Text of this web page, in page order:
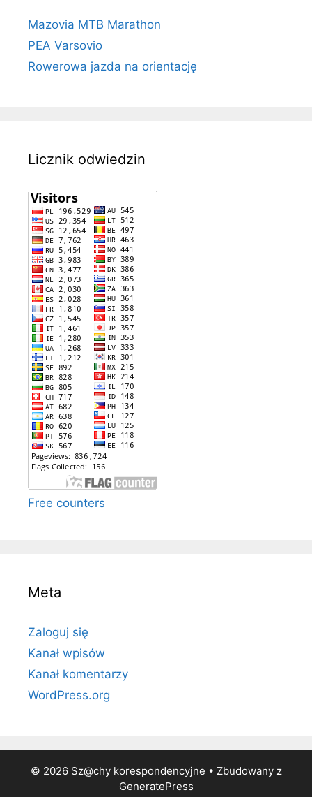
Mazovia MTB Marathon
PEA Varsovio
Rowerowa jazda na orientację
Licznik odwiedzin
Free counters
Meta
Zaloguj się
Kanał wpisów
Kanał komentarzy
WordPress.org
© 2026 Sz@chy korespondencyjne • Zbudowany z
GeneratePress